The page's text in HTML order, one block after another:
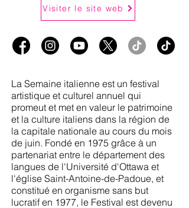
Visiter le site web
La Semaine italienne est un festival
artistique et culturel annuel qui
promeut et met en valeur le patrimoine
et la culture italiens dans la région de
la capitale nationale au cours du mois
de juin. Fondé en 1975 grâce à un
partenariat entre le département des
langues de l'Université d'Ottawa et
l'église Saint-Antoine-de-Padoue, et
constitué en organisme sans but
lucratif en 1977, le Festival est devenu